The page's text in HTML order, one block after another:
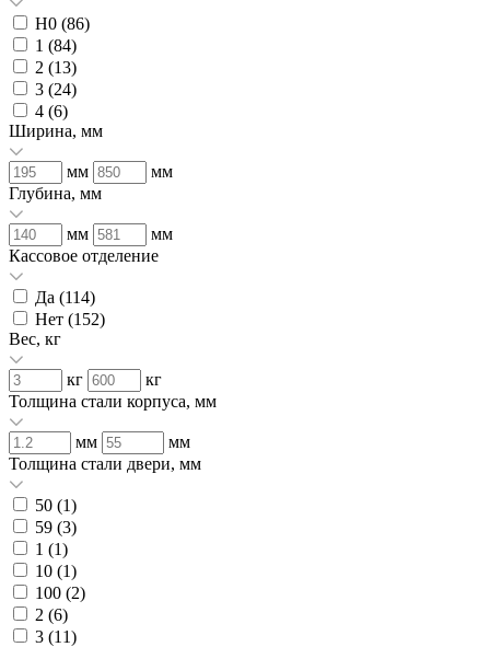
H0 (86)
1 (84)
2 (13)
3 (24)
4 (6)
Ширина, мм
мм
мм
Глубина, мм
мм
мм
Кассовое отделение
Да (114)
Нет (152)
Вес, кг
кг
кг
Толщина стали корпуса, мм
мм
мм
Толщина стали двери, мм
50 (1)
59 (3)
1 (1)
10 (1)
100 (2)
2 (6)
3 (11)